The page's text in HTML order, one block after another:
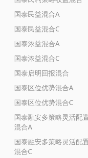
国泰民益混合A
国泰民益混合C
国泰浓益混合A
国泰浓益混合C
国泰启明回报混合
国泰区位优势混合A
国泰区位优势混合C
国泰融安多策略灵活配
混合A
国泰融安多策略灵活配
混合C